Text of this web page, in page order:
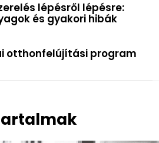
lépésről lépésre:
és gyakori hibák
otthonfelújítási program